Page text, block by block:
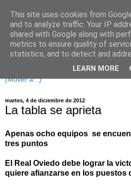
martes, 4 de diciembre de 2012
La tabla se aprieta
Apenas ocho equipos se
tres puntos
El Real Oviedo debe lograr la
quiere afianzarse en los puestos
This site uses cookies from
and to analyze traffic. Your IP
shared with Google along with
metrics to ensure quality of
statistics, and to detect and
LEARN MORE